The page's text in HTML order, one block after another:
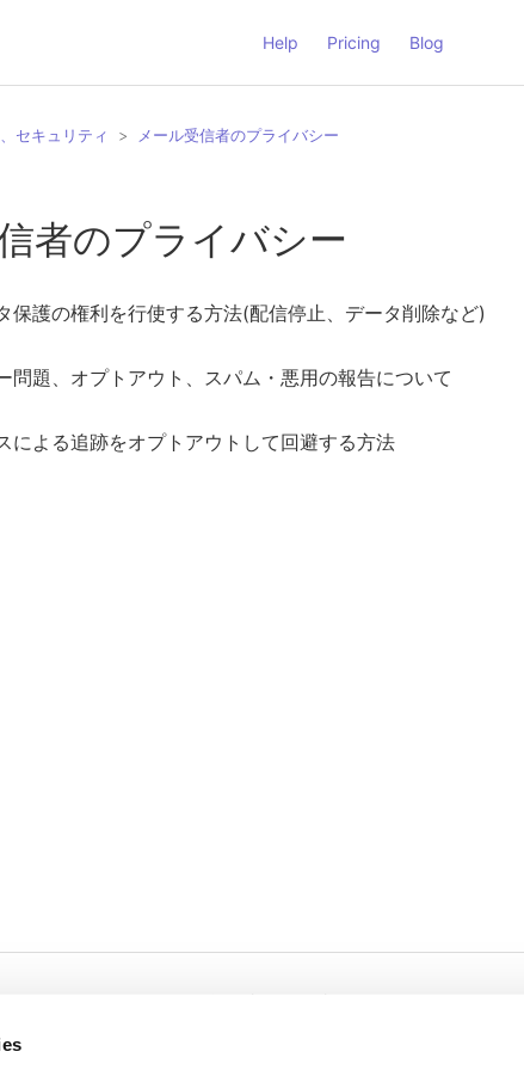
Help Pricing Blog
セキュリティ メール受信者のプライバシー
者のプライバシー
保護の権利を行使する方法(配信停止、データ削除など)
問題、オプトアウト、スパム・悪用の報告について
による追跡をオプトアウトして回避する方法